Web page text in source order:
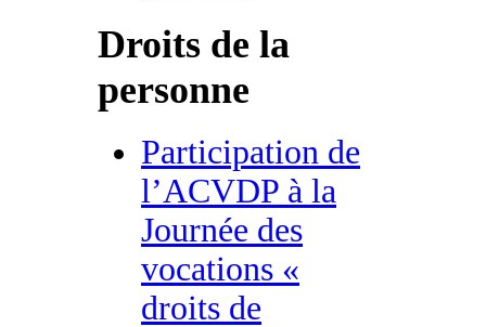
Droits de la
personne
Participation de
l’ACVDP à la
Journée des
vocations «
droits de